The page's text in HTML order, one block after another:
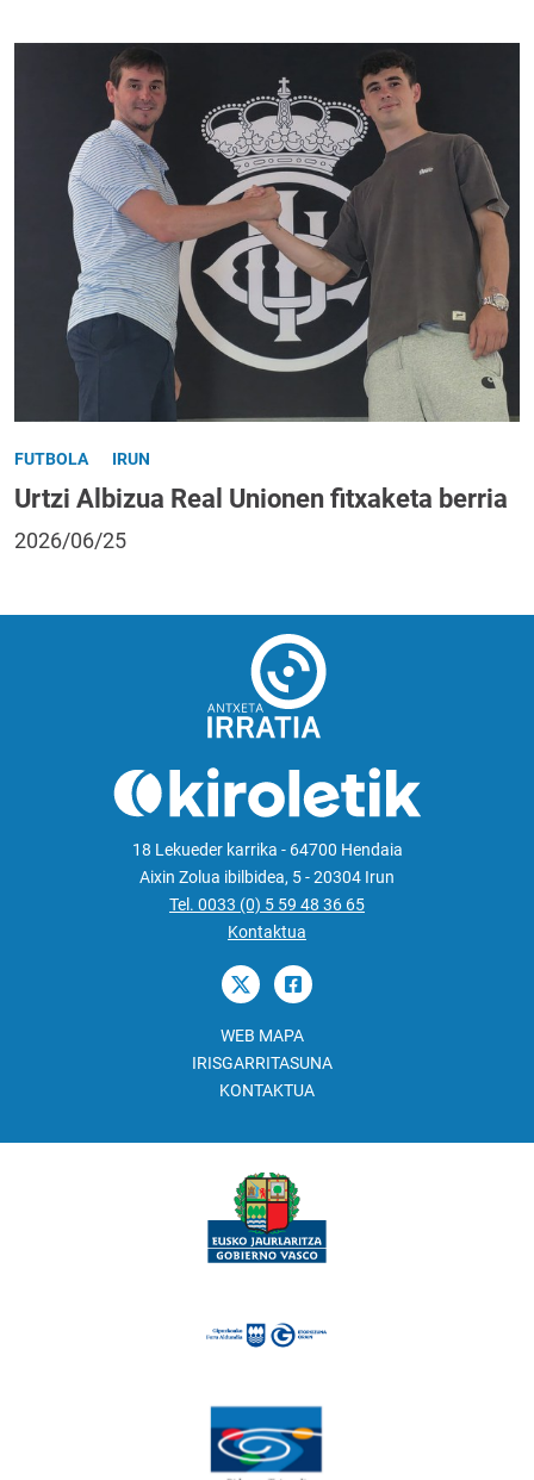
FUTBOLA IRUN
Urtzi Albizua Real Unionen fitxaketa berria
2026/06/25
18 Lekueder karrika - 64700 Hendaia
Aixin Zolua ibilbidea, 5 - 20304 Irun
Tel. 0033 (0) 5 59 48 36 65
Kontaktua
WEB MAPA
IRISGARRITASUNA
KONTAKTUA